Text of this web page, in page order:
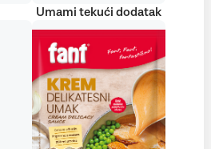
Umami tekući dodatak